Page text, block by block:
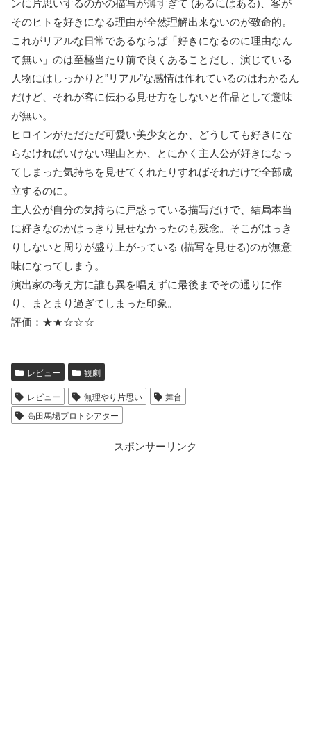
そのヒトを好きになる理由が全然理解出来ないのが致命的。
これがリアルな日常であるならば「好きになるのに理由なん
て無い」のは至極当たり前で良くあることだし、演じている
人物にはしっかりと”リアル”な感情は作れているのはわかるん
だけど、それが客に伝わる見せ方をしないと作品として意味
が無い。
ヒロインがただただ可愛い美少女とか、どうしても好きにな
らなければいけない理由とか、とにかく主人公が好きになっ
てしまった気持ちを見せてくれたりすればそれだけで全部成
立するのに。
主人公が自分の気持ちに戸惑っている描写だけで、結局本当
に好きなのかはっきり見せなかったのも残念。そこがはっき
りしないと周りが盛り上がっている (描写を見せる)のが無意
味になってしまう。
演出家の考え方に誰も異を唱えずに最後までその通りに作
り、まとまり過ぎてしまった印象。
評価：★★☆☆☆
レビュー 観劇
レビュー 無理やり片思い
舞台
高田馬場プロトシアター
スポンサーリンク